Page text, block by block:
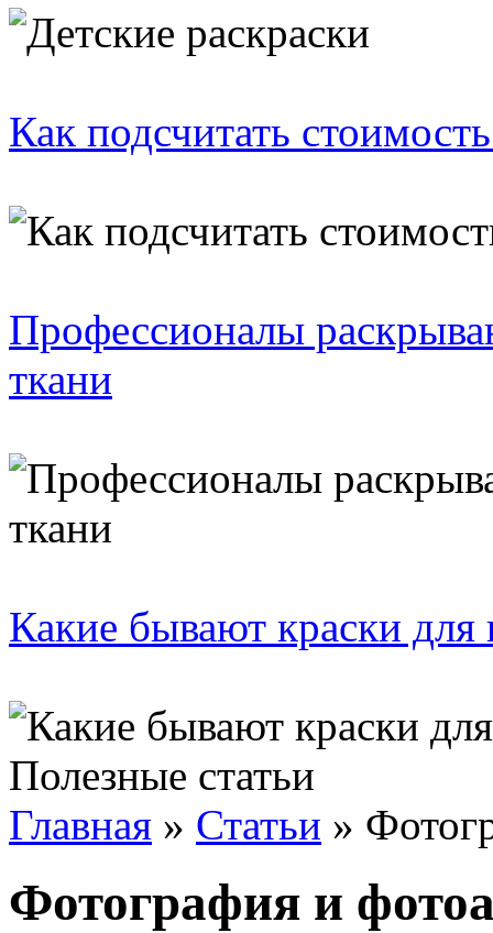
Как подсчитать
Профессионалы
ткани
Какие бывают краски для
Полезные статьи
Главная » Статьи »
Фотография и